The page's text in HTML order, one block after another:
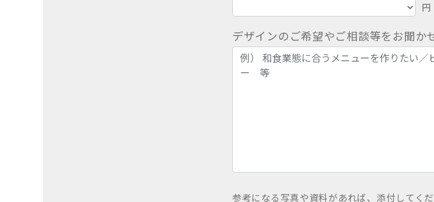
円
デザインのご希望やご相談等をお聞か
参考になる写真や資料があれば、添付してく